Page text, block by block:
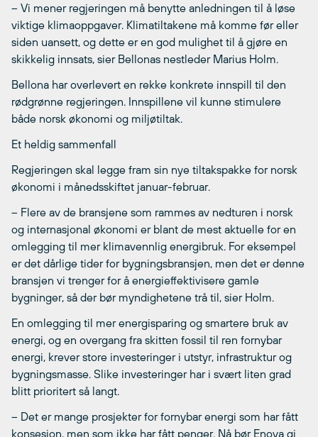
– Vi mener regjeringen må benytte anledningen til å løse
viktige klimaoppgaver. Klimatiltakene må komme før eller
siden uansett, og dette er en god mulighet til å gjøre en
skikkelig innsats, sier Bellonas nestleder Marius Holm.
Bellona har overlevert en rekke konkrete innspill til den
rødgrønne regjeringen. Innspillene vil kunne stimulere
både norsk økonomi og miljøtiltak.
Et heldig sammenfall
Regjeringen skal legge fram sin nye tiltakspakke for norsk
økonomi i månedsskiftet januar-februar.
– Flere av de bransjene som rammes av nedturen i norsk
og internasjonal økonomi er blant de mest aktuelle for en
omlegging til mer klimavennlig energibruk. For eksempel
er det dårlige tider for bygningsbransjen, men det er denne
bransjen vi trenger for å energieffektivisere gamle
bygninger, så der bør myndighetene trå til, sier Holm.
En omlegging til mer energisparing og smartere bruk av
energi, og en overgang fra skitten fossil til ren fornybar
energi, krever store investeringer i utstyr, infrastruktur og
bygningsmasse. Slike investeringer har i svært liten grad
blitt prioritert så langt.
– Det er mange prosjekter for fornybar energi som har fått
konsesjon, men som ikke har fått penger. Nå bør Enova gi